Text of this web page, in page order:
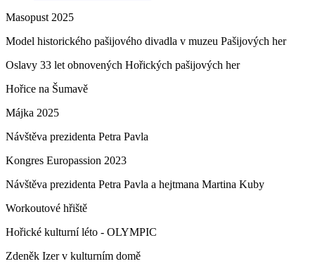
Masopust 2025
Model historického pašijového divadla v muzeu Pašijových her
Oslavy 33 let obnovených Hořických pašijových her
Hořice na Šumavě
Májka 2025
Návštěva prezidenta Petra Pavla
Kongres Europassion 2023
Návštěva prezidenta Petra Pavla a hejtmana Martina Kuby
Workoutové hřiště
Hořické kulturní léto - OLYMPIC
Zdeněk Izer v kulturním domě